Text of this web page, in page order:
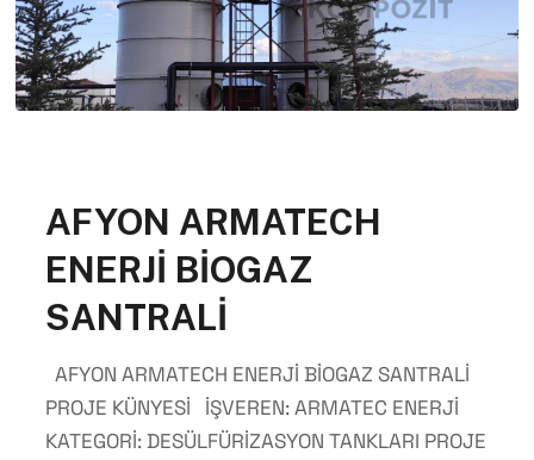
AFYON ARMATECH
ENERJİ BİOGAZ
SANTRALİ
AFYON ARMATECH ENERJİ BİOGAZ SANTRALİ
PROJE KÜNYESİ İŞVEREN: ARMATEC ENERJİ
KATEGORİ: DESÜLFÜRİZASYON TANKLARI PROJE